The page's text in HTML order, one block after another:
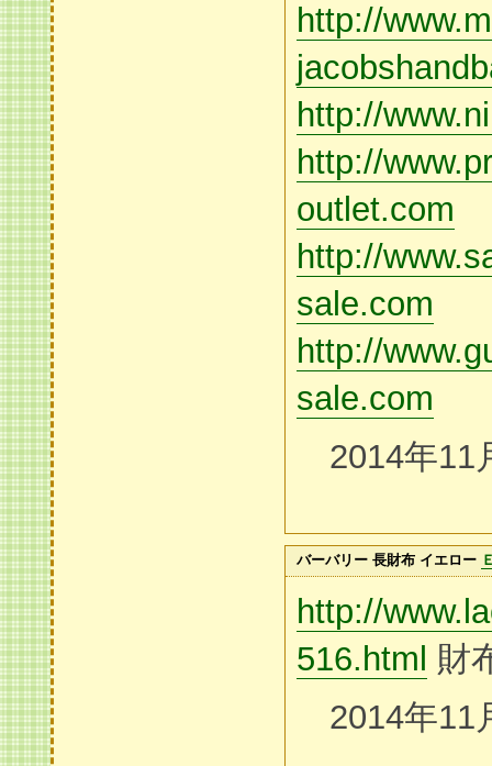
http://
http://
http://
outlet.com
http://
sale.com
http://
sale.com
2014年11
バーバリー 長財布 イエロー
http://
516.html 財
2014年11